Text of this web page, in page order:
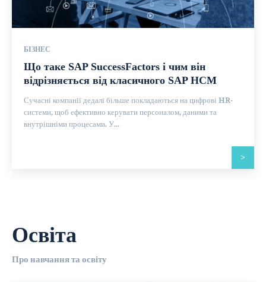
БІЗНЕС
Що таке SAP SuccessFactors і чим він
відрізняється від класичного SAP HCM
Сучасні компанії дедалі більше покладаються на цифрові HR-
системи, щоб ефективно керувати персоналом, даними та
внутрішніми процесами. У...
>
Освіта
Про навчання та освіту